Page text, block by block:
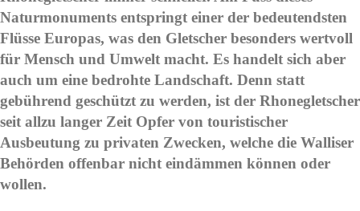
Naturmonuments entspringt einer der bedeutendsten
Flüsse Europas, was den Gletscher besonders wertvoll
für Mensch und Umwelt macht. Es handelt sich aber
auch um eine bedrohte Landschaft. Denn statt
gebührend geschützt zu werden, ist der Rhonegletscher
seit allzu langer Zeit Opfer von touristischer
Ausbeutung zu privaten Zwecken, welche die Walliser
Behörden offenbar nicht eindämmen können oder
wollen.